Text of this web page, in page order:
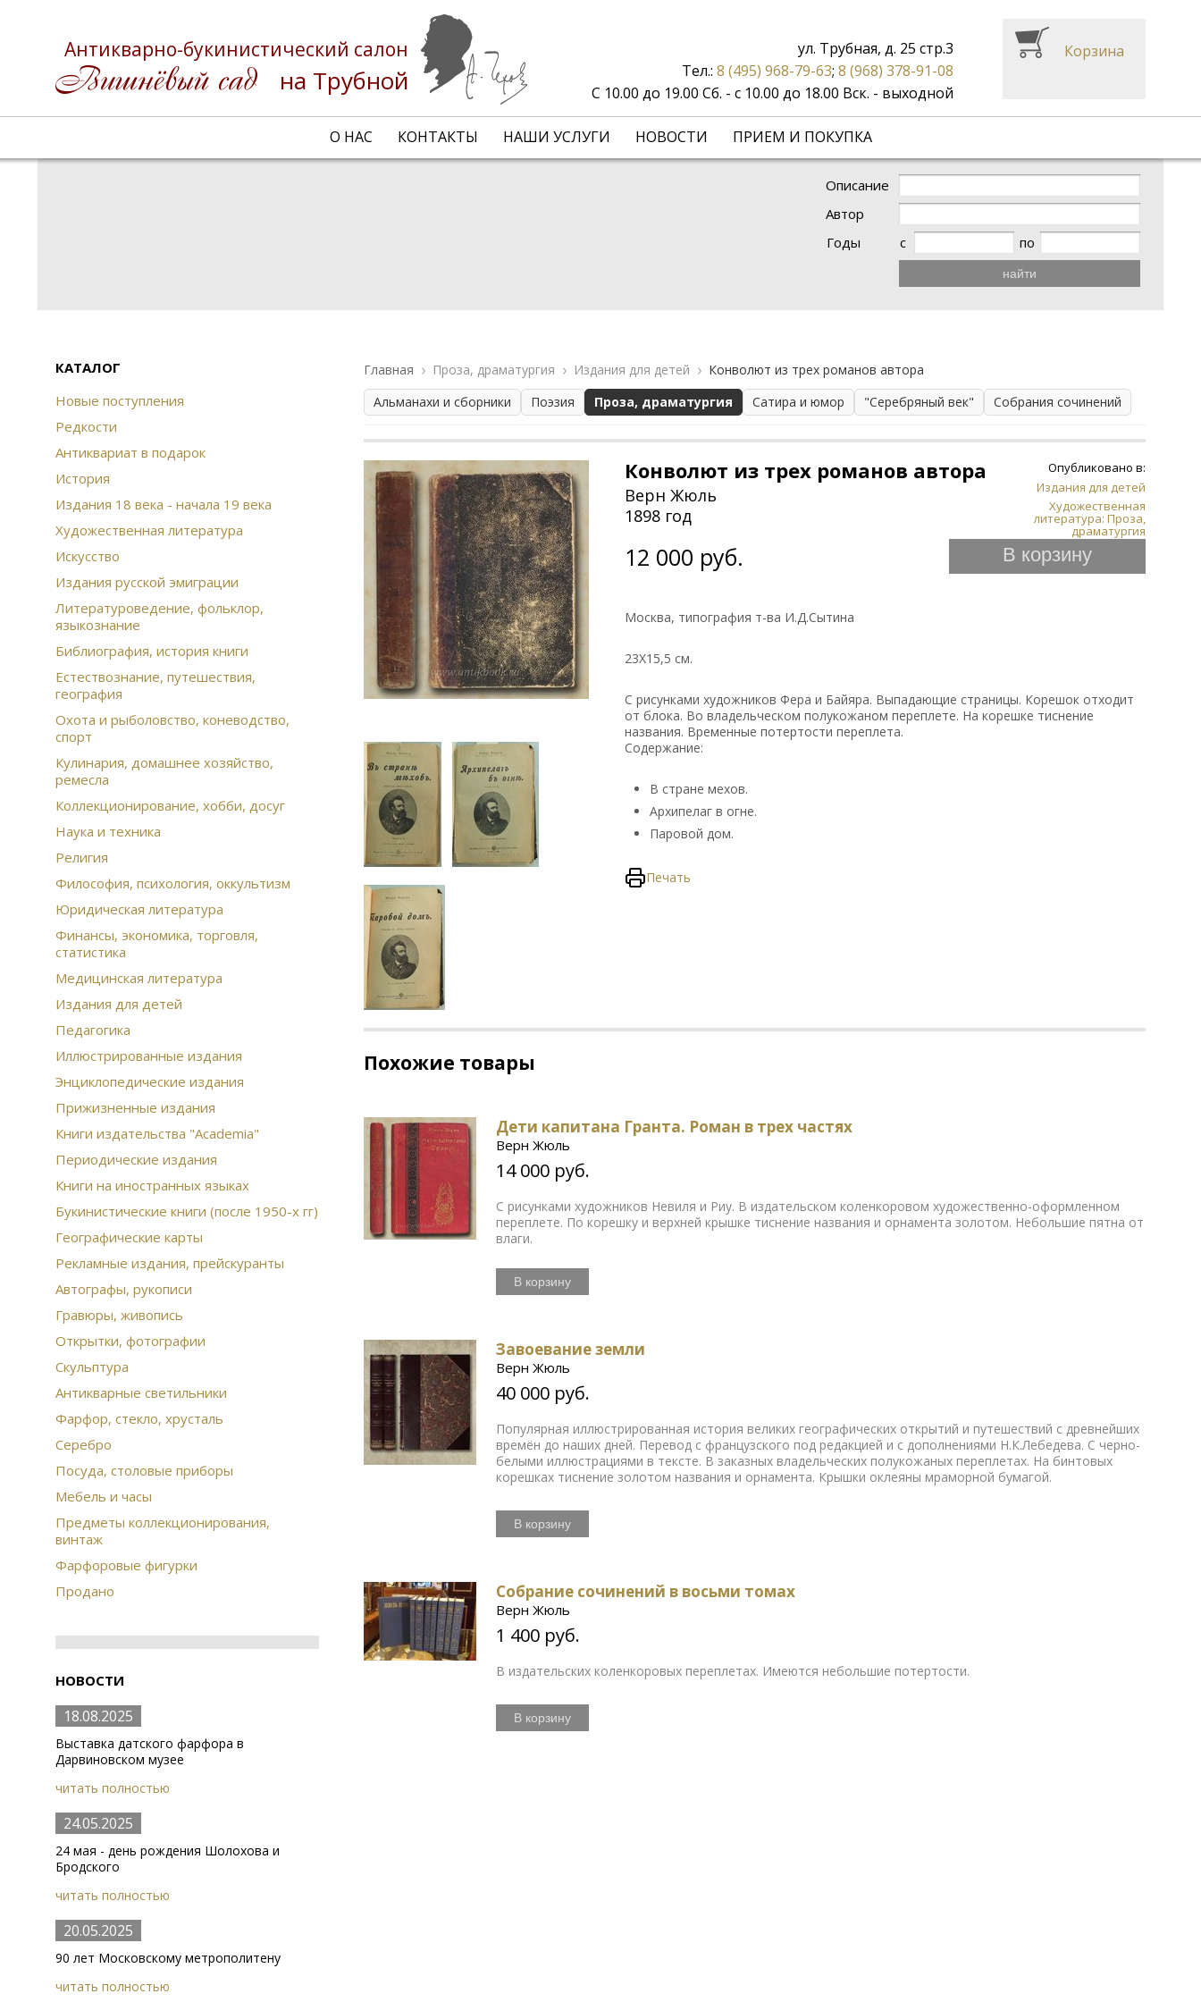
Антикварно-букинистический салон
на Трубной
О НАС КОНТАКТЫ НАШИ УСЛУГИ НОВОСТИ ПРИЕМ И ПОКУПКА
ул. Трубная, д. 25 стр.3
Тел.: 8 (495) 968-79-63; 8 (968) 378-91-08
С 10.00 до 19.00 Сб. - с 10.00 до 18.00 Вск. - выходной
Корзина
Описание
Автор
Годы
с по
найти
КАТАЛОГ
Новые поступления
Редкости
Антиквариат в подарок
История
Издания 18 века - начала 19 века
Художественная литература
Искусство
Издания русской эмиграции
Литературоведение, фольклор,
языкознание
Библиография, история книги
Естествознание, путешествия,
география
Охота и рыболовство, коневодство,
спорт
Кулинария, домашнее хозяйство,
ремесла
Коллекционирование, хобби, досуг
Наука и техника
Религия
Философия, психология, оккультизм
Юридическая литература
Финансы, экономика, торговля,
статистика
Медицинская литература
Издания для детей
Педагогика
Иллюстрированные издания
Энциклопедические издания
Прижизненные издания
Книги издательства "Academia"
Периодические издания
Книги на иностранных языках
Букинистические книги (после 1950-х гг)
Географические карты
Рекламные издания, прейскуранты
Автографы, рукописи
Гравюры, живопись
Открытки, фотографии
Скульптура
Антикварные светильники
Фарфор, стекло, хрусталь
Серебро
Посуда, столовые приборы
Мебель и часы
Предметы коллекционирования,
винтаж
Фарфоровые фигурки
Продано
НОВОСТИ
18.08.2025
Выставка датского фарфора в
Дарвиновском музее
читать полностью
24.05.2025
24 мая - день рождения Шолохова и
Бродского
читать полностью
20.05.2025
90 лет Московскому метрополитену
читать полностью
Главная Проза, драматургия Издания для детей
Конволют из трех романов автора
Альманахи и сборники
Поэзия Проза, драматургия Сатира и юмор "Серебряный век" Собрания сочинений
Опубликовано в:
Издания для детей
Художественная
литература: Проза,
драматургия
Конволют из трех романов автора
Верн Жюль
1898 год
12 000 руб. В корзину
Москва, типография т-ва И.Д.Сытина
23Х15,5 см.
С рисунками художников Фера и Байяра. Выпадающие страницы. Корешок отходит
от блока. Во владельческом полукожаном переплете. На корешке тиснение
названия. Временные потертости переплета.
Содержание:
В стране мехов.
Архипелаг в огне.
Паровой дом.
Печать
Похожие товары
Дети капитана Гранта. Роман в трех частях
Верн Жюль
14 000 руб.
С рисунками художников Невиля и Риу. В издательском коленкоровом художественно-оформленном
переплете. По корешку и верхней крышке тиснение названия и орнамента золотом. Небольшие пятна от
влаги.
В корзину
Завоевание земли
Верн Жюль
40 000 руб.
Популярная иллюстрированная история великих географических открытий и путешествий с древнейших
времён до наших дней. Перевод с французского под редакцией и с дополнениями Н.К.Лебедева. С черно-
белыми иллюстрациями в тексте. В заказных владельческих полукожаных переплетах. На бинтовых
корешках тиснение золотом названия и орнамента. Крышки оклеяны мраморной бумагой.
В корзину
Собрание сочинений в восьми томах
Верн Жюль
1 400 руб.
В издательских коленкоровых переплетах. Имеются небольшие потертости.
В корзину